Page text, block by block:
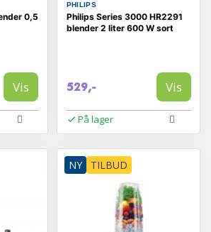
0,5
Vis
PHILIPS
Philips Series 3000 HR2291
blender 2 liter 600 W sort
529,- Vis
På lager
NY TILBUD